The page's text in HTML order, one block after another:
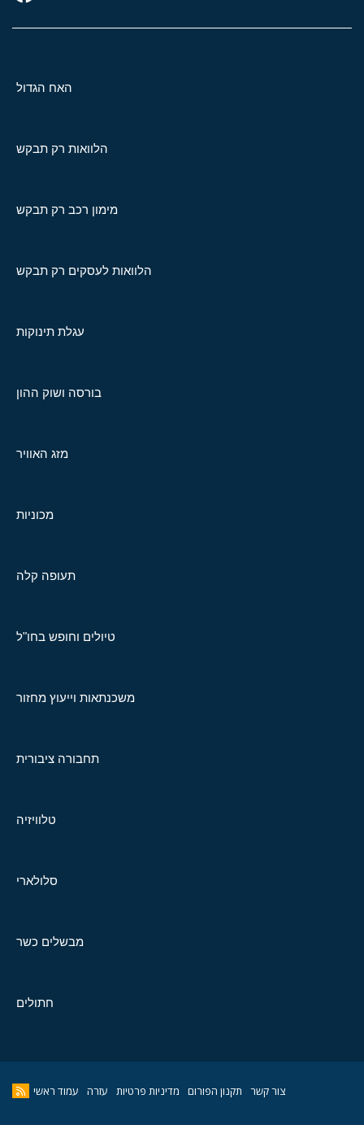
האח הגדול
הלוואות רק תבקש
מימון רכב רק תבקש
הלוואות לעסקים רק תבקש
עגלת תינוקות
בורסה ושוק ההון
מזג האוויר
מכוניות
תעופה קלה
טיולים וחופש בחו"ל
משכנתאות וייעוץ מחזור
תחבורה ציבורית
טלוויזיה
סלולארי
מבשלים כשר
חתולים
צור קשר תקנון הפורום מדיניות פרטיות עזרה עמוד ראשי